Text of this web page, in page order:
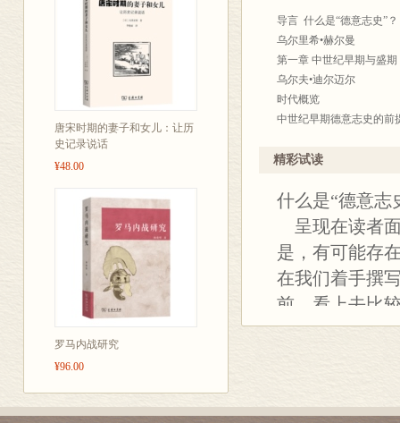
唐宋时期的妻子和女儿：让历
史记录说话
¥48.00
罗马内战研究
¥96.00
阔的全球史视
必须借助一种
新世纪以来，
果之一。
本书的叙述内
的角度去讨论
但尽量以让读
德意志史读本
间为序，书中
果；附有详细
导言 什么是“德意志史”？
乌尔里希•赫尔曼
第一章 中世纪早期与盛
乌尔夫•迪尔迈尔
时代概览
中世纪早期德意志史的
中世纪盛期（10—13世纪
起为中世纪盛期帝制的最
第二章 中世纪晚期（13
乌尔夫•迪尔迈尔
时代概览
中世纪晚期的帝国：总体
从斯陶芬王朝末期到选举
16世纪初的德意志
精彩试读
什么是“德意志
呈现在读者
是，有可能存
在我们着手撰
前，看上去比
说，“德意志史
疆域上的历史